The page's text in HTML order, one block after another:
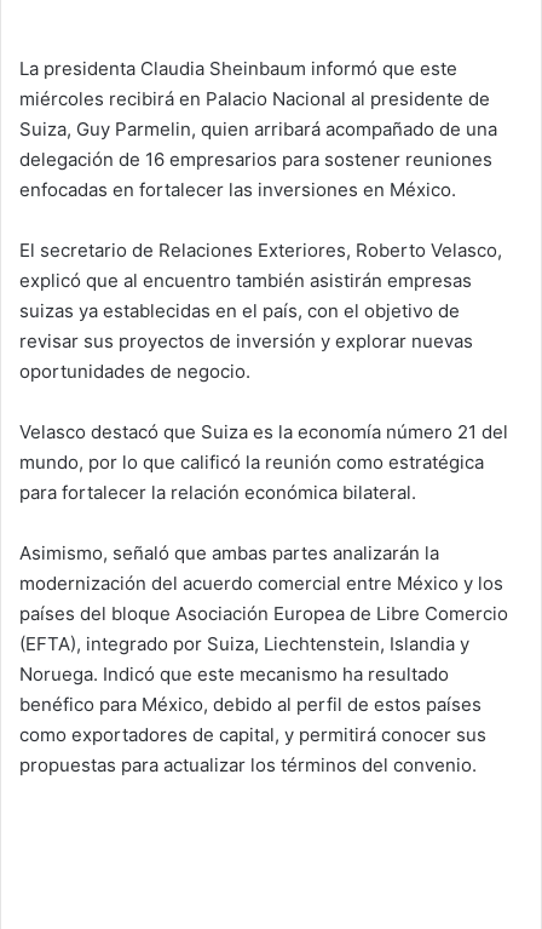
La presidenta Claudia Sheinbaum informó que este
miércoles recibirá en Palacio Nacional al presidente de
Suiza, Guy Parmelin, quien arribará acompañado de una
delegación de 16 empresarios para sostener reuniones
enfocadas en fortalecer las inversiones en México.
El secretario de Relaciones Exteriores, Roberto Velasco,
explicó que al encuentro también asistirán empresas
suizas ya establecidas en el país, con el objetivo de
revisar sus proyectos de inversión y explorar nuevas
oportunidades de negocio.
Velasco destacó que Suiza es la economía número 21 del
mundo, por lo que calificó la reunión como estratégica
para fortalecer la relación económica bilateral.
Asimismo, señaló que ambas partes analizarán la
modernización del acuerdo comercial entre México y los
países del bloque Asociación Europea de Libre Comercio
(EFTA), integrado por Suiza, Liechtenstein, Islandia y
Noruega. Indicó que este mecanismo ha resultado
benéfico para México, debido al perfil de estos países
como exportadores de capital, y permitirá conocer sus
propuestas para actualizar los términos del convenio.